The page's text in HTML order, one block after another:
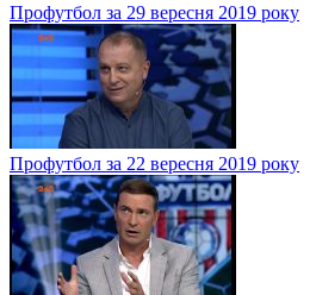
Профутбол за 29 вересня 2019 року
Профутбол за 22 вересня 2019 року